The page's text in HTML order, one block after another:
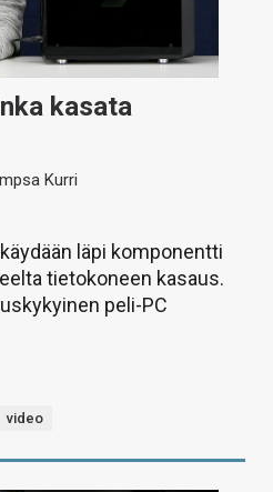
kasata
Kurri
läpi komponentti
tietokoneen kasaus.
peli-PC
video